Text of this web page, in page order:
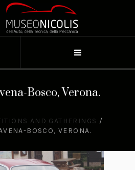
Bosco, Verona.
AND GATHERINGS /
BOSCO, VERONA.